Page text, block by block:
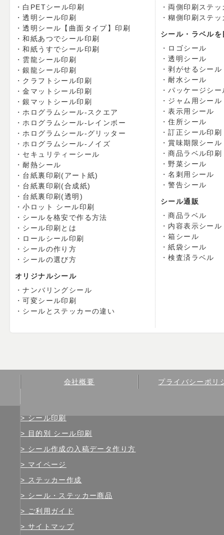
白PETシール印刷
透明シール印刷
透明シール【曲面タイプ】印刷
和紙あつでシール印刷
和紙うすでシール印刷
雲龍シール印刷
銀龍シール印刷
クラフトシール印刷
金マットシール印刷
銀マットシール印刷
ホログラムシール-スクエア
ホログラムシール-レインボー
ホログラムシール-グリッター
ホログラムシール-ノイズ
セキュリティーシール
耐熱シール
台紙裏印刷(アート紙)
台紙裏印刷(合成紙)
台紙裏印刷(透明)
小ロット シール印刷
シールを格安で作る方法
シール印刷とは
ロールシール印刷
シールの作り方
シールの選び方
オリジナルシール
ナンバリングシール
可変シール印刷
シールとステッカーの違い
両側印刷ステッ
糊側印刷ステッ
シール・ラベル
ロゴシール
透明シール
剥がせるシール
耐水シール
パッケージシー
ジャム用シール
表示用シール
住所シール
訂正シール印刷
賞味期限シール
商品ラベル印刷
野菜シール
名刺用シール
警告シール
シール通販
商品ラベル
内容表示シール
箱シール
紙袋シール
検査済ラベル
会社概要 プライバシーポリ
シール印刷
目的別 シール印刷
シール作成の入稿データ作り方
マイページ
ステッカー作成
シール・ステッカー商品
ご利用ガイド
サイトマップ